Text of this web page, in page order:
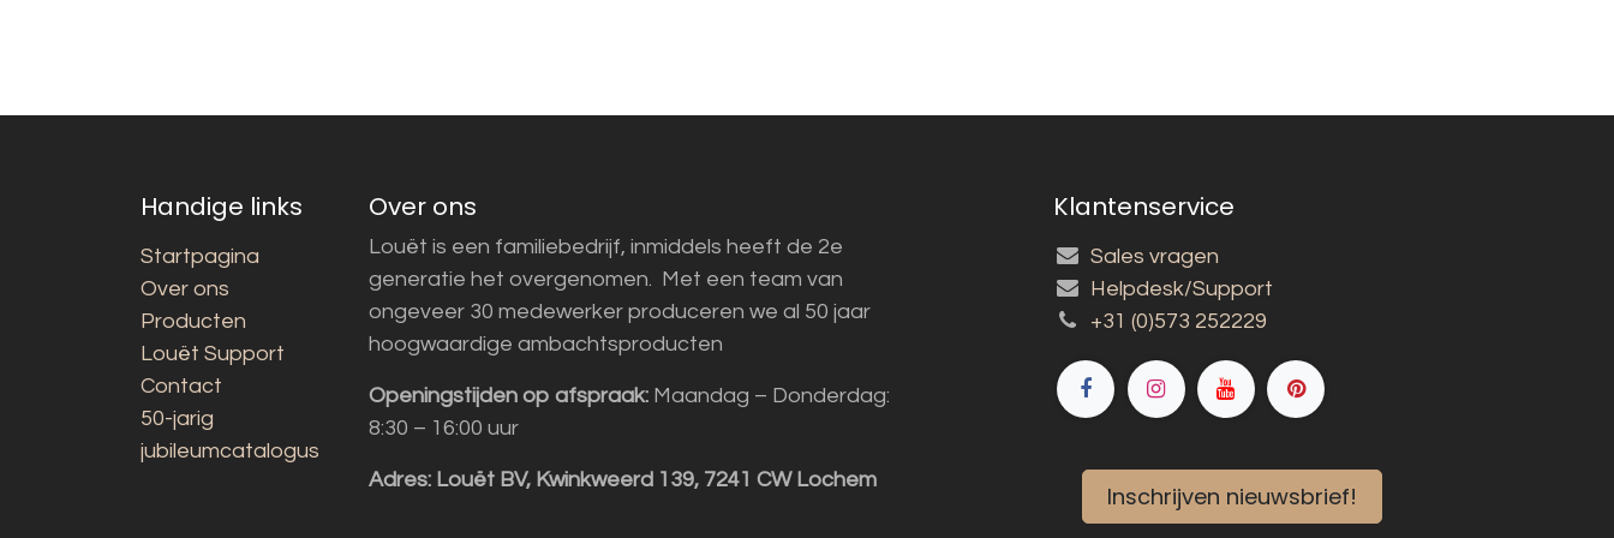
Handige links
Startpagina
Over ons
Producten
Louët Support
Contact
50-jarig
jubileumcatalogus
Over ons
Louët is een familiebedrijf, inmiddels heeft de 2e
generatie het overgenomen. Met een team van
ongeveer 30 medewerker produceren we al 50 jaar
hoogwaardige ambachtsproducten
Openingstijden op afspraak: Maandag – Donderdag:
8:30 – 16:00 uur
Adres: Louët BV, Kwinkweerd 139, 7241 CW Lochem
Klantenservice
Sales vragen
Helpdesk/Support
+31 (0)573 252229
Inschrijven nieuwsbrief!